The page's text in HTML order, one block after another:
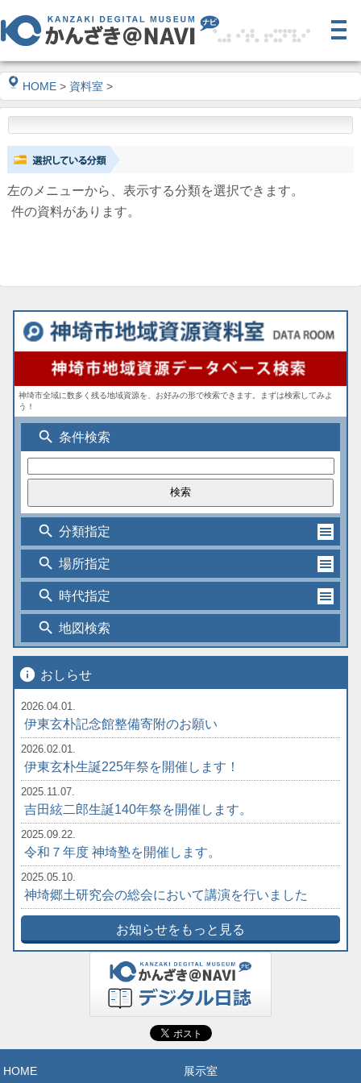
HOME > 資料室 >
左のメニューから、表示する分類を選択できます。
件の資料があります。
神埼市全域に数多く残る地域資源を、お好みの形で検索できます。まずは検索してみよ
う！
search 条件検索
search 分類指定
search 場所指定
search 時代指定
search 地図検索
info おしらせ
2026.04.01.
伊東玄朴記念館整備寄附のお願い
2026.02.01.
伊東玄朴生誕225年祭を開催します！
2025.11.07.
吉田絃二郎生誕140年祭を開催します。
2025.09.22.
令和７年度 神埼塾を開催します。
2025.05.10.
神埼郷土研究会の総会において講演を行いました
お知らせをもっと見る
HOME 展示室